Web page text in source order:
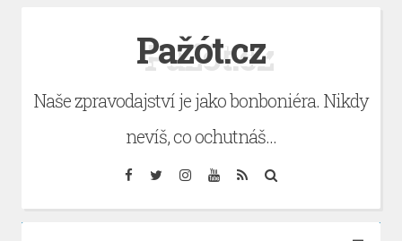
Pažót.cz
Naše zpravodajství je jako bonboniéra. Nikdy
nevíš, co ochutnáš…
Facebook
TwitterInstagramYouTube
RSS